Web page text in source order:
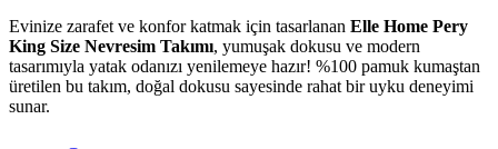
Evinize zarafet ve konfor katmak için tasarlanan Elle Home Pery
King Size Nevresim Takımı, yumuşak dokusu ve modern
tasarımıyla yatak odanızı yenilemeye hazır! %100 pamuk kumaştan
üretilen bu takım, doğal dokusu sayesinde rahat bir uyku deneyimi
sunar.